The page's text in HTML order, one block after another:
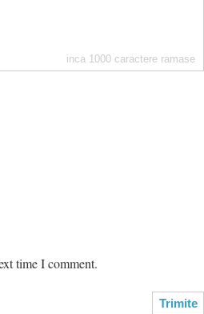
inca 1000 caractere ramase
time I comment.